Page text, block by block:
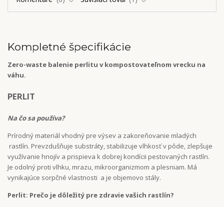
Kompletné špecifikácie
Zero-waste balenie perlitu v kompostovateľnom vrecku na
váhu.
PERLIT
Na čo sa používa?
Prírodný materiál vhodný pre výsev a zakoreňovanie mladých
rastlín. Prevzdušňuje substráty, stabilizuje vlhkosť v pôde, zlepšuje
využívanie hnojív a prispieva k dobrej kondícii pestovaných rastlín.
Je odolný proti vlhku, mrazu, mikroorganizmom a plesniam. Má
vynikajúce sorpčné vlastnosti a je objemovo stály.
Perlit: Prečo je dôležitý pre zdravie vašich rastlín?